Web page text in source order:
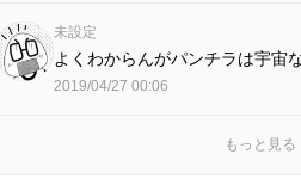
未設定
よくわからんがパンチラは宇宙
2019/04/27 00:06
もっと見る